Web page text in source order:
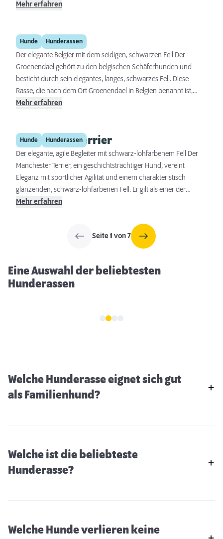
sich der Epagneul Breton zu einem beliebten Familienbegleiter
Intelligenz und Anpassungsfähigkeit, macht ihn zu einem idealen
Gefährten für aktive Familien.
Mehr erfahren
Hunde Hunderassen
Groenendael
Der elegante Belgier mit dem seidigen, schwarzen Fell Der
Groenendael gehört zu den belgischen Schäferhunden und
besticht durch sein elegantes, langes, schwarzes Fell. Diese
Rasse, die nach dem Ort Groenendael in Belgien benannt ist,
vereint Schönheit mit Intelligenz und Vielseitigkeit. Ursprünglich
entwickelt, der in Such- und Rettungsdiensten sowie
Hundesport-Disziplinen wie Agility oder Obedience brilliert.
Mehr erfahren
Hunde Hunderassen
Manchester Terrier
Der elegante, agile Begleiter mit schwarz-lohfarbenem Fell Der
Manchester Terrier, ein geschichtsträchtiger Hund, vereint
Eleganz mit sportlicher Agilität und einem charakteristisch
glänzenden, schwarz-lohfarbenen Fell. Er gilt als einer der
ältesten Terrier-Rassen und stammt ursprünglich aus England,
Begleithund geschätzt wurde. Diese Rasse zeichnet sich durch
ihre Intelligenz, Wachsamkeit und Loyalität aus und eignet sich
hervorragend als Familienhund sowie als aktiver Begleiter.
Mehr erfahren
Seite1 von 7
Eine Auswahl der beliebtesten
Hunderassen
Welche Hunderasse eignet sich gut
als Familienhund?
Welche ist die beliebteste
Hunderasse?
Welche Hunde verlieren keine